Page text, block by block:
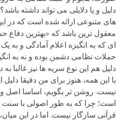
دلیل و یا دلایلی می تواند داشته
های متنوعی ارائه شده است که در
معقول ترین باشد که «بهترین دفاع
ای که به انگیزه اعلام آمادگی و به
حملات نظامی دشمن بوده و نه به
دلیل هم این نوع سریه ها نیز غالبا
با این همه، هنوز برای من دقیقا
نیست. روشن تر بگویم، اساسا اصل
است؛ چرا که به طور اصولی با سنت
قرآنی سازگار نیست. اما در این